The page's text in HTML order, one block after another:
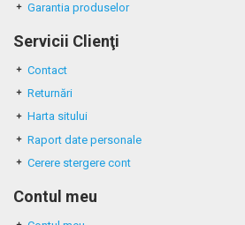
Garantia produselor
Servicii Clienţi
Contact
Returnări
Harta sitului
Raport date personale
Cerere stergere cont
Contul meu